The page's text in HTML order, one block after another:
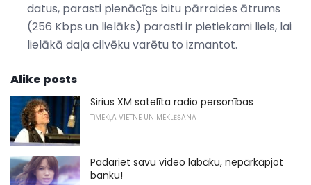
datus, parasti pienācīgs bitu pārraides ātrums
(256 Kbps un lielāks) parasti ir pietiekami liels, lai
lielākā daļa cilvēku varētu to izmantot.
Alike posts
Sirius XM satelīta radio personības
TĪMEKĻA VIETNE UN MEKLĒŠANA
Padariet savu video labāku, nepārkāpjot
banku!